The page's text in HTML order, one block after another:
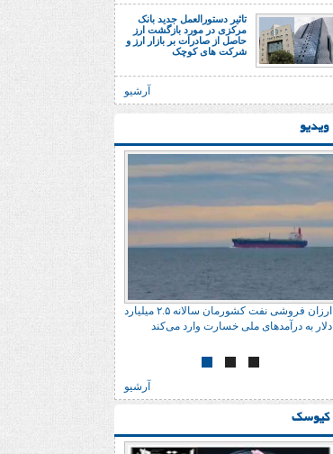
تاثیر دستورالعمل جدید بانک
مرکزی در مورد بازگشت ارز
حاصل از صادرات بر بازار ارز و
شرکت های کوچک
آرشیو
ویدیو
ارزان فروشی نفت کشورمان سالانه ٢.۵ میلیارد
دلار به درآمدهای ملی خسارت وارد می‌کند
آرشیو
کیوسک